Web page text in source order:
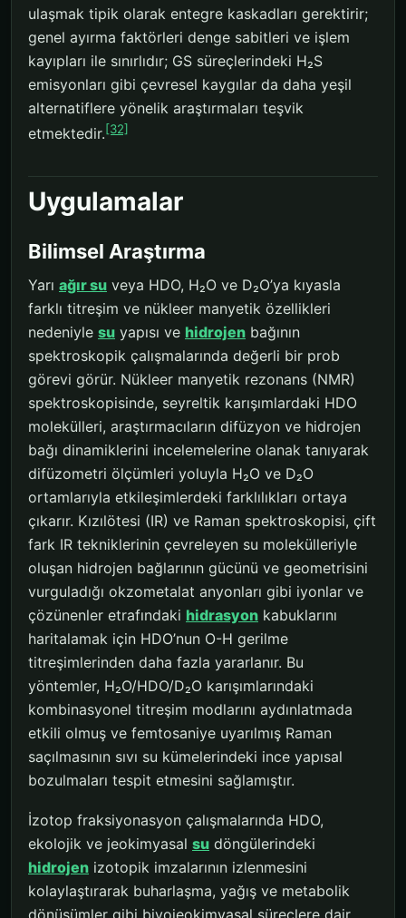
ulaşmak tipik olarak entegre kaskadları gerektirir;
genel ayırma faktörleri denge sabitleri ve işlem
kayıpları ile sınırlıdır; GS süreçlerindeki H₂S
emisyonları gibi çevresel kaygılar da daha yeşil
alternatiflere yönelik araştırmaları teşvik
etmektedir.[32]
Uygulamalar
Bilimsel Araştırma
Yarı ağır su veya HDO, H₂O ve D₂O’ya kıyasla
farklı titreşim ve nükleer manyetik özellikleri
nedeniyle su yapısı ve hidrojen bağının
spektroskopik çalışmalarında değerli bir prob
görevi görür. Nükleer manyetik rezonans (NMR)
spektroskopisinde, seyreltik karışımlardaki HDO
molekülleri, araştırmacıların difüzyon ve hidrojen
bağı dinamiklerini incelemelerine olanak tanıyarak
difüzometri ölçümleri yoluyla H₂O ve D₂O
ortamlarıyla etkileşimlerdeki farklılıkları ortaya
çıkarır. Kızılötesi (IR) ve Raman spektroskopisi, çift
fark IR tekniklerinin çevreleyen su molekülleriyle
oluşan hidrojen bağlarının gücünü ve geometrisini
vurguladığı okzometalat anyonları gibi iyonlar ve
çözünenler etrafındaki hidrasyon kabuklarını
haritalamak için HDO’nun O-H gerilme
titreşimlerinden daha fazla yararlanır. Bu
yöntemler, H₂O/HDO/D₂O karışımlarındaki
kombinasyonel titreşim modlarını aydınlatmada
etkili olmuş ve femtosaniye uyarılmış Raman
saçılmasının sıvı su kümelerindeki ince yapısal
bozulmaları tespit etmesini sağlamıştır.
İzotop fraksiyonasyon çalışmalarında HDO,
ekolojik ve jeokimyasal su döngülerindeki
hidrojen izotopik imzalarının izlenmesini
kolaylaştırarak buharlaşma, yağış ve metabolik
dönüşümler gibi biyojeokimyasal süreçlere dair